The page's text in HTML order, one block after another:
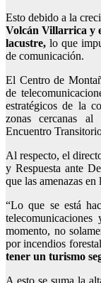
Esto debido a la
Volcán Villarrica y
lacustre, lo que
de comunicación.
El Centro de
de
estratégicos de la
zonas cercanas
Encuentro
Al respecto, el
y Respuesta ante
que las amenazas
“Lo que se está
telecomunicaciones
momento, no
por incendios
tener un turismo
A esto se suma la